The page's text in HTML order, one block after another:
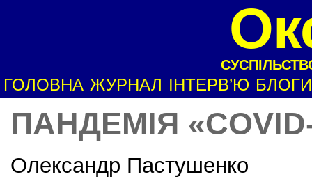
ГОЛОВНА ЖУРНАЛ ІНТЕРВ’Ю БЛОГИ
ПАНДЕМІЯ
Олександр Пастушенко